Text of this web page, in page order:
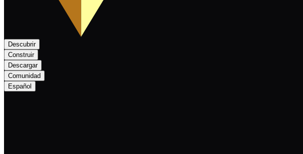
Descubrir
Construir
Descargar
Comunidad
Español